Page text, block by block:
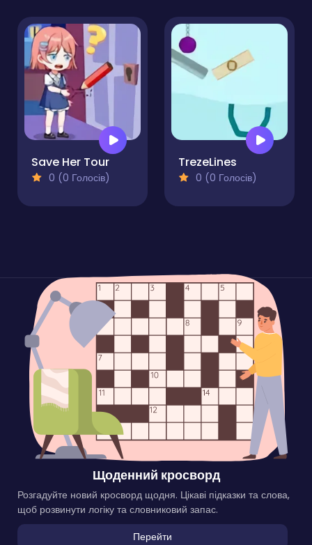
Save Her Tour
0 (0 Голосів)
TrezeLines
0 (0 Голосів)
Щоденний кросворд
Розгадуйте новий кросворд щодня. Цікаві підказки та слова,
щоб розвинути логіку та словниковий запас.
Перейти